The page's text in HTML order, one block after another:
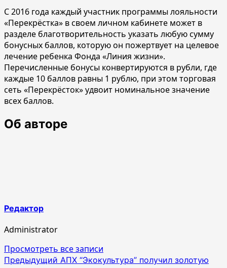
С 2016 года каждый участник программы лояльности
«Перекрёстка» в своем личном кабинете может в
разделе благотворительность указать любую сумму
бонусных баллов, которую он пожертвует на целевое
лечение ребенка Фонда «Линия жизни».
Перечисленные бонусы конвертируются в рубли, где
каждые 10 баллов равны 1 рублю, при этом торговая
сеть «Перекрёсток» удвоит номинальное значение
всех баллов.
Об авторе
Редактор
Administrator
Просмотреть все записи
Навигация
Предыдущий АПХ “Экокультура” получил золотую